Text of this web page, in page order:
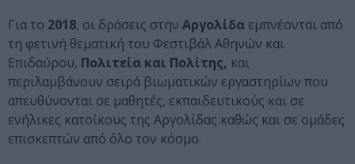
Για το 2018, οι δράσεις στην Αργολίδα εμπνέονται από
τη φετινή θεματική του Φεστιβάλ Αθηνών και
Επιδαύρου, Πολιτεία και Πολίτης, και
περιλαμβάνουν σειρά βιωματικών εργαστηρίων που
απευθύνονται σε μαθητές, εκπαιδευτικούς και σε
ενήλικες κατοίκους της Αργολίδας καθώς και σε ομάδες
επισκεπτών από όλο τον κόσμο.